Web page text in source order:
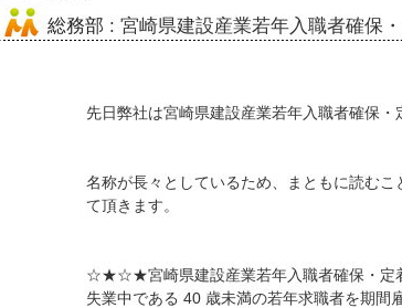
総務部 : 宮崎県建設産業若年入職者確保
先日弊社は宮崎県建設産業若年入職者確保・
名称が長々としているため、まともに読む
て頂きます。
☆★☆★宮崎県建設産業若年入職者確保・
失業中である 40 歳未満の若年求職者を期間